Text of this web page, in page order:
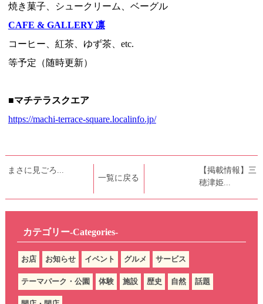
​焼き菓子、シュークリーム、ベーグル
CAFE & GALLERY 凛
コーヒー、紅茶、ゆず茶、 etc.
等予定（随時更新）
■マチテラスクエア
https://machi-terrace-square.localinfo.jp/
まさに見ごろ...
一覧に戻る
【掲載情報】三
穂津姫...
カテゴリー-Categories-
お店 お知らせ イベント グルメ サービス
テーマパーク・公園 体験 施設 歴史 自然 話題